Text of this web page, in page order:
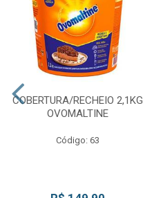
COBERTURA/RECHEIO 2,1KG
OVOMALTINE
Código: 63